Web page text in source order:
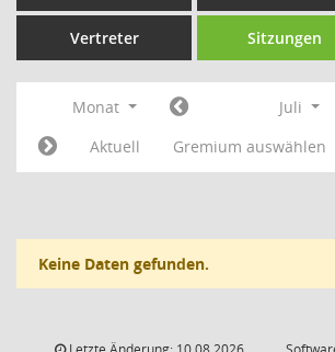
Vertreter Sitzungen
Monat Juli
Aktuell
Gremium auswählen
Keine Daten gefunden.